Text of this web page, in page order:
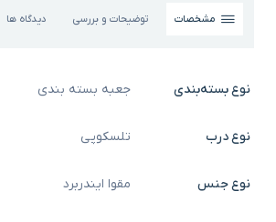
مشخصات توضیحات و بررسی دیدگاه ها
نوع بسته‌بندی جعبه بسته بندی
نوع درب تلسکوپی
نوع جنس مقوا ایندربرد